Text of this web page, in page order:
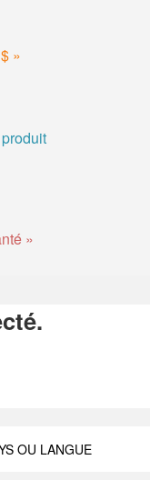
»
»
OU LANGUE